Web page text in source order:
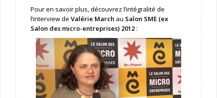
Pour en savoir plus, découvrez l’intégralité de
l’interview de Valérie March au Salon SME (ex
Salon des micro-entreprises) 2012: